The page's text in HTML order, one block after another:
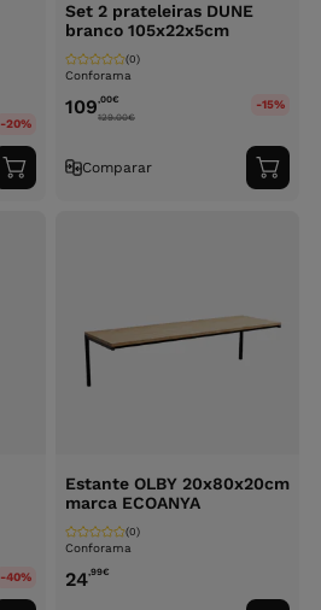
-20%
Adicionar
ao
Set 2 prateleiras DUNE
branco 105x22x5cm
Conforama
(0)
109,00€
129.00€
-15%
Comparar
ao
-40%
Estante OLBY 20x80x20cm
marca ECOANYA
Conforama
(0)
24,99€